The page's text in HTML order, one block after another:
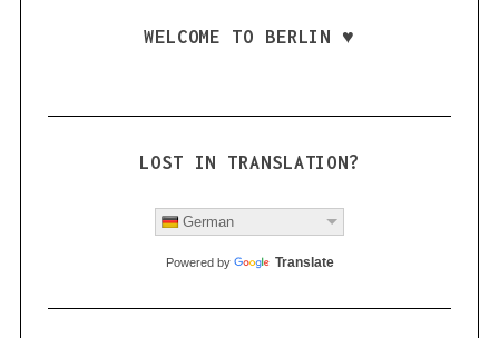
WELCOME TO BERLIN ♥
LOST IN TRANSLATION?
German
Powered by Translate